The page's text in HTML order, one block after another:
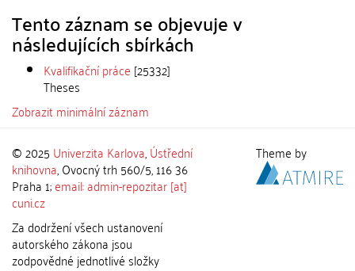
Tento záznam se objevuje v
následujících sbírkách
Kvalifikační práce [25332]
Theses
Zobrazit minimální záznam
© 2025 Univerzita Karlova,Ústřední
knihovna, Ovocný trh 560/5, 116 36
Praha 1;email: admin-repozitar [at]
cuni.cz
Za dodržení všech ustanovení
autorského zákona jsou
zodpovědné jednotlivé složky
Theme by